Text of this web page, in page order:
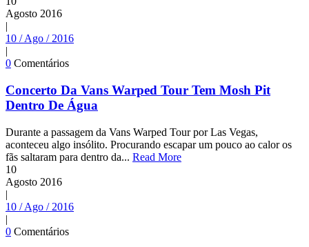
Agosto 2016
|
10 / Ago / 2016
|
0 Comentários
Concerto Da Vans Warped Tour Tem Mosh Pit
Dentro De Água
Durante a passagem da Vans Warped Tour por Las Vegas,
aconteceu algo insólito. Procurando escapar um pouco ao calor os
fãs saltaram para dentro da... Read More
10
Agosto 2016
|
10 / Ago / 2016
|
0 Comentários